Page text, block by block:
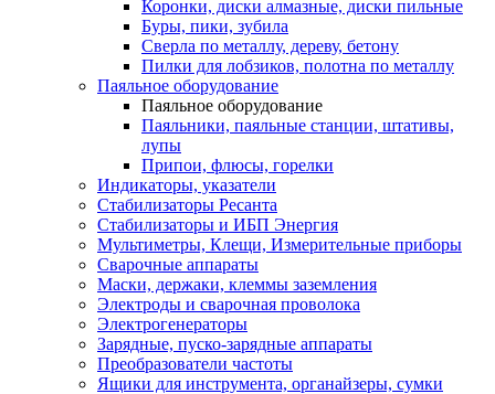
Коронки, диски алмазные, диски пильные
Буры, пики, зубила
Сверла по металлу, дереву, бетону
Пилки для лобзиков, полотна по металлу
Паяльное оборудование
Паяльное оборудование
Паяльники, паяльные станции, штативы,
лупы
Припои, флюсы, горелки
Индикаторы, указатели
Стабилизаторы Ресанта
Стабилизаторы и ИБП Энергия
Мультиметры, Клещи, Измерительные приборы
Сварочные аппараты
Маски, держаки, клеммы заземления
Электроды и сварочная проволока
Электрогенераторы
Зарядные, пуско-зарядные аппараты
Преобразователи частоты
Ящики для инструмента, органайзеры, сумки